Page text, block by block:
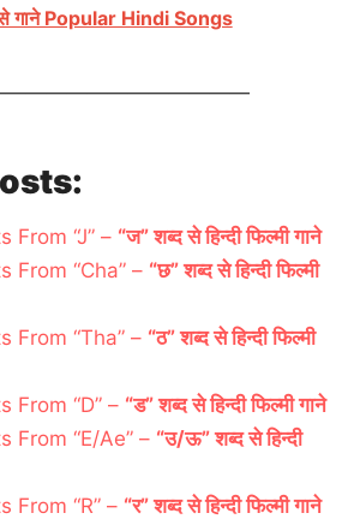
Popular Hindi Songs
From “J” – “ज” शब्द से हिन्दी फिल्मी गाने
From “Cha” – “छ” शब्द से हिन्दी फिल्मी
From “Tha” – “ठ” शब्द से हिन्दी फिल्मी
From “D” – “ड” शब्द से हिन्दी फिल्मी गाने
From “E/Ae” – “उ/ऊ” शब्द से हिन्दी
From “R” – “र” शब्द से हिन्दी फिल्मी गाने